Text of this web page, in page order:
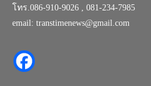
โทร.086-910-9026 , 081-234-7985
email: transtimenews@gmail.com